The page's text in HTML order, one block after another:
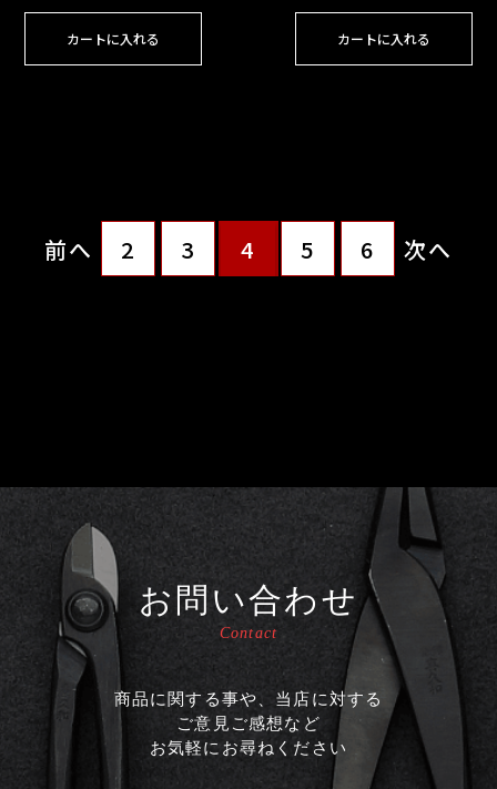
カートに入れる カートに入れる
前へ 2 3 4 5 6 次へ
お問い合わせ
Contact
商品に関する事や、当店に対する
ご意見ご感想など
お気軽にお尋ねください